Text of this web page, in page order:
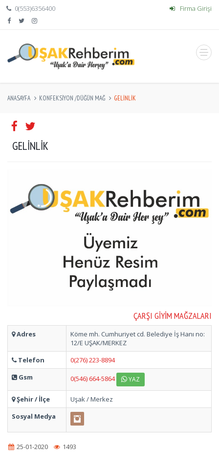
0(553)6356400 Firma Girişi
ANASAYFA KONFEKSİYON /DÜĞÜN MAĞ GELINLIK
GELINLIK
ÇARŞI GIYIM MAĞZALARI
Adres
Köme mh. Cumhuriyet cd. Belediye İş Hanı no:
12/E UŞAK/MERKEZ
Telefon
0(276) 223-8894
Gsm
0(546) 664-5864 YAZ
Şehir / İlçe
Uşak / Merkez
Sosyal Medya
25-01-2020
1493